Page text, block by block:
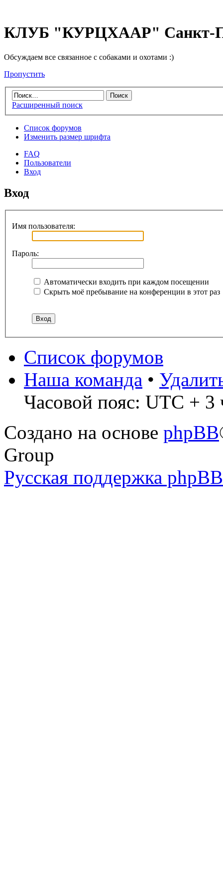
КЛУБ "КУРЦХААР" Санкт-
Обсуждаем все связанное с собаками и охотами :)
Пропустить
Расширенный поиск
Список форумов
Изменить размер шрифта
FAQ
Пользователи
Вход
Вход
Имя пользователя:
Пароль:
Автоматически входить при каждом посещении
Скрыть моё пребывание на конференции в этот раз
Список форумов
Наша команда •
Часовой пояс: UTC + 3
Создано на основе phpBB
Group
Русская поддержка phpBB